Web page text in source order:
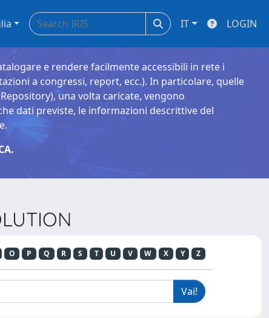
IT LOGIN
e rendere facilmente accessibili in rete i
a congressi, report, ecc.). In particolare, quelle
una volta caricate, vengono
dati previste, le informazioni descrittive del
O P Q R S T U V W X Y Z